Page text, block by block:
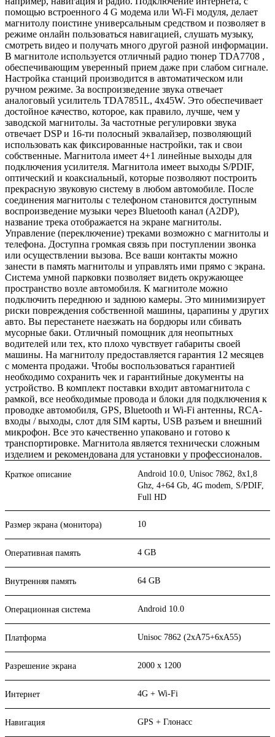
помощью встроенного 4 G модема или Wi-Fi модуля, делает
магнитолу поистине универсальным средством и позволяет в
режиме онлайн пользоваться навигацией, слушать музыку,
смотреть видео и получать много другой разной информации.
В магнитоле используется отличный радио тюнер TDA7708 ,
обеспечивающим уверенный прием даже при слабом сигнале.
Настройка станций производится в автоматическом или
ручном режиме. За воспроизведение звука отвечает
аналоговый усилитель TDA7851L, 4x45W. Это обеспечивает
достойное качество, которое, как правило, лучше, чем у
заводской магнитолы. За частотные регулировки звука
отвечает DSP и 16-ти полосный эквалайзер, позволяющий
использовать как фиксированные настройки, так и свои
собственные. Магнитола имеет 4+1 линейные выходы для
подключения усилителя. Магнитола имеет выходы S/PDIF,
оптический и коаксиальный, которые позволяют построить
прекрасную звуковую систему в любом автомобиле. После
соединения магнитолы с телефоном становится доступным
воспроизведение музыки через Bluetooth канал (A2DP),
название трека отображается на экране магнитолы.
Управление (переключение) треками возможно с магнитолы и
телефона. Доступна громкая связь при поступлении звонка
или осуществлении вызова. Все ваши контакты можно
занести в память магнитолы и управлять ими прямо с экрана.
Система умной парковки позволяет видеть окружающее
пространство возле автомобиля. К магнитоле можно
подключить переднюю и заднюю камеры. Это минимизирует
риски повреждения собственной машины, царапины у других
авто. Вы перестанете наезжать на бордюры или сбивать
мусорные баки. Отличный помощник для неопытных
водителей или тех, кто плохо чувствует габариты своей
машины. На магнитолу предоставляется гарантия 12 месяцев
с момента продажи. Чтобы воспользоваться гарантией
необходимо сохранить чек и гарантийные документы на
устройство. В комплект поставки входит автомагнитола с
рамкой, все необходимые провода и блоки для подключения к
проводке автомобиля, GPS, Bluetooth и Wi-Fi антенны, RCA-
входы / выходы, слот для SIM карты, USB разъем и внешний
микрофон. Все это качественно упаковано и готово к
транспортировке. Магнитола является технически сложным
изделием и рекомендована для установки у профессионалов.
Краткое описание
Android 10.0, Unisoc 7862, 8х1,8
Ghz, 4+64 Gb, 4G modem, S/PDIF,
Full HD
Размер экрана (монитора) 10
Оперативная память 4 GB
Внутренняя память 64 GB
Операционная система Android 10.0
Платформа Unisoc 7862 (2xA75+6xA55)
Разрешение экрана 2000 x 1200
Интернет 4G + Wi-Fi
Навигация GPS + Глонасс